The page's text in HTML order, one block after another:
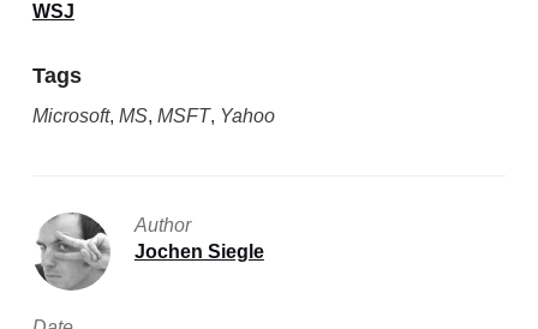
WSJ
Tags
Microsoft, MS, MSFT, Yahoo
Author
Jochen Siegle